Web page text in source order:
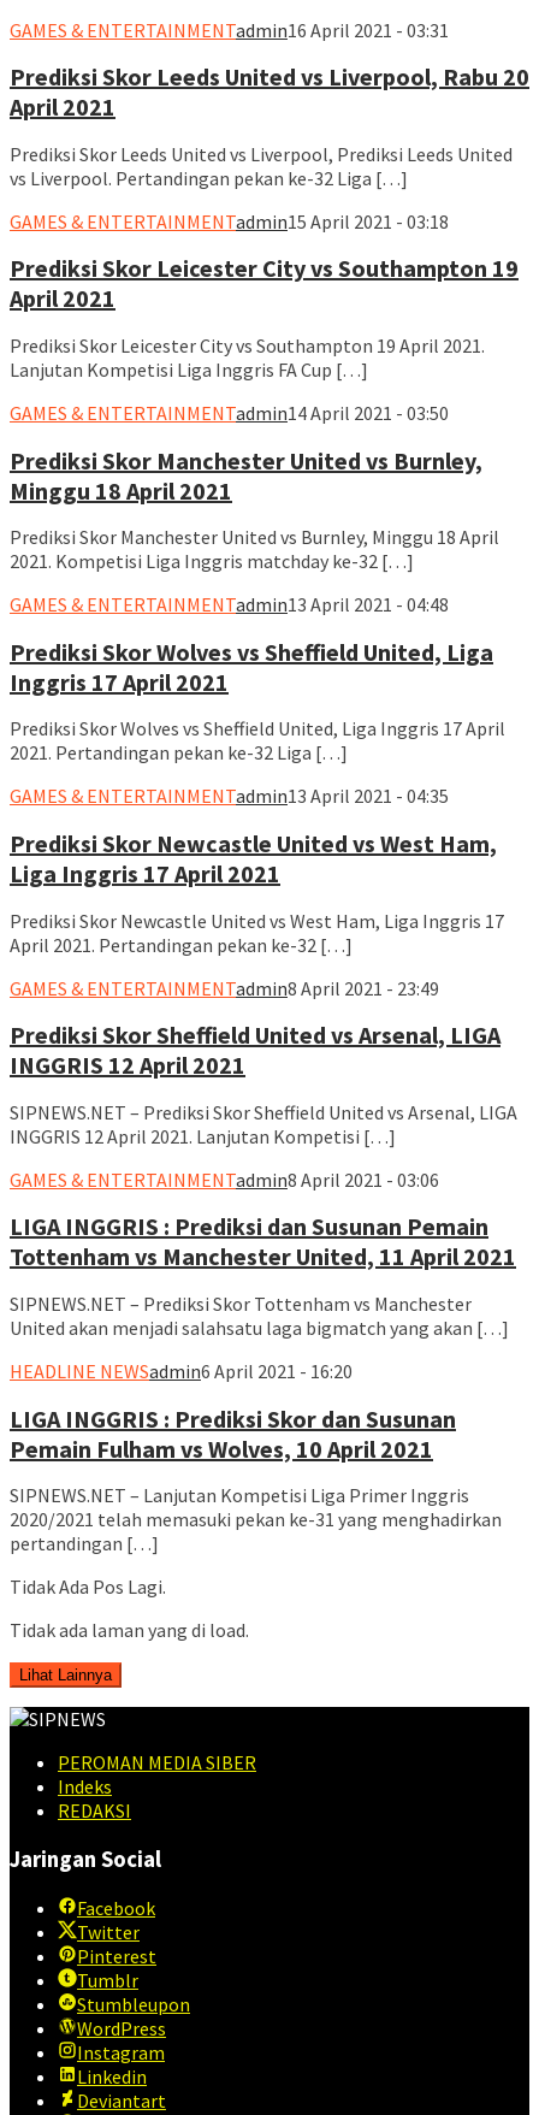
GAMES & ENTERTAINMENTadmin16 April 2021 - 03:31
Prediksi Skor Leeds United vs Liverpool, Rabu 20
April 2021
Prediksi Skor Leeds United vs Liverpool, Prediksi Leeds United
vs Liverpool. Pertandingan pekan ke-32 Liga […]
GAMES & ENTERTAINMENTadmin15 April 2021 - 03:18
Prediksi Skor Leicester City vs Southampton 19
April 2021
Prediksi Skor Leicester City vs Southampton 19 April 2021.
Lanjutan Kompetisi Liga Inggris FA Cup […]
GAMES & ENTERTAINMENTadmin14 April 2021 - 03:50
Prediksi Skor Manchester United vs Burnley,
Minggu 18 April 2021
Prediksi Skor Manchester United vs Burnley, Minggu 18 April
2021. Kompetisi Liga Inggris matchday ke-32 […]
GAMES & ENTERTAINMENTadmin13 April 2021 - 04:48
Prediksi Skor Wolves vs Sheffield United, Liga
Inggris 17 April 2021
Prediksi Skor Wolves vs Sheffield United, Liga Inggris 17 April
2021. Pertandingan pekan ke-32 Liga […]
GAMES & ENTERTAINMENTadmin13 April 2021 - 04:35
Prediksi Skor Newcastle United vs West Ham,
Liga Inggris 17 April 2021
Prediksi Skor Newcastle United vs West Ham, Liga Inggris 17
April 2021. Pertandingan pekan ke-32 […]
GAMES & ENTERTAINMENTadmin8 April 2021 - 23:49
Prediksi Skor Sheffield United vs Arsenal, LIGA
INGGRIS 12 April 2021
SIPNEWS.NET – Prediksi Skor Sheffield United vs Arsenal, LIGA
INGGRIS 12 April 2021. Lanjutan Kompetisi […]
GAMES & ENTERTAINMENTadmin8 April 2021 - 03:06
LIGA INGGRIS : Prediksi dan Susunan Pemain
Tottenham vs Manchester United, 11 April 2021
SIPNEWS.NET – Prediksi Skor Tottenham vs Manchester
United akan menjadi salahsatu laga bigmatch yang akan […]
HEADLINE NEWSadmin6 April 2021 - 16:20
LIGA INGGRIS : Prediksi Skor dan Susunan
Pemain Fulham vs Wolves, 10 April 2021
SIPNEWS.NET – Lanjutan Kompetisi Liga Primer Inggris
2020/2021 telah memasuki pekan ke-31 yang menghadirkan
pertandingan […]
Tidak Ada Pos Lagi.
Tidak ada laman yang di load.
Lihat Lainnya
PEROMAN MEDIA SIBER
Indeks
REDAKSI
Jaringan Social
Facebook
Twitter
Pinterest
Tumblr
Stumbleupon
WordPress
Instagram
Linkedin
Deviantart